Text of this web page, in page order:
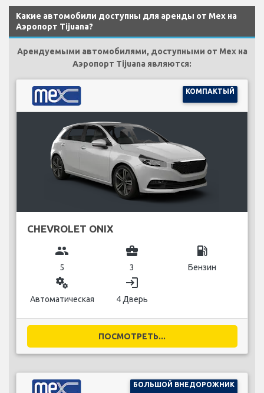
Какие автомобили доступны для аренды от Mex на
Аэропорт Tijuana?
Арендуемыми автомобилями, доступными от Mex на
Аэропорт Tijuana являются:
КОМПАКТЫЙ
CHEVROLET ONIX
group
5
business_center
3
local_gas_station
Бензин
miscellaneous_services
Автоматическая
login
4 Дверь
ПОСМОТРЕТЬ...
БОЛЬШОЙ ВНЕДОРОЖНИК